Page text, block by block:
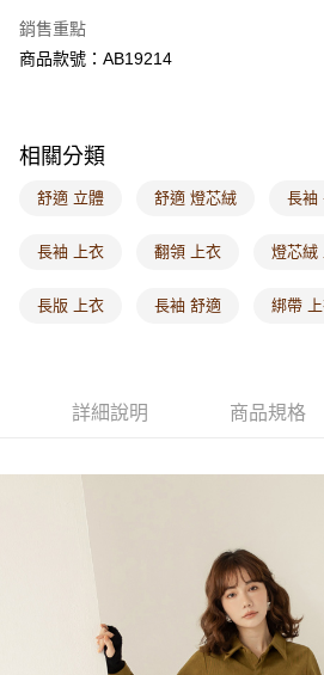
付款後7-11取貨
每筆NT$60，滿NT$1,000(含以上)免運費
每筆NT$120，滿NT$1,000(含以上)免運費
付款後門市自取
海外配送-港/澳/新/馬/泰國專屬
海外配送-其他亞洲地區
銷售重點
商品款號：AB19214
相關分類
舒適 立體 舒適 燈芯絨 長袖
長袖 上衣 翻領 上衣 燈芯絨
長版 上衣 長袖 舒適 綁帶
詳細說明 商品規格